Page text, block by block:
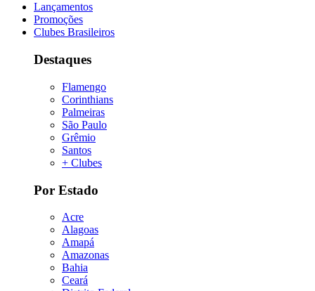
Lançamentos
Promoções
Clubes Brasileiros
Destaques
Flamengo
Corinthians
Palmeiras
São Paulo
Grêmio
Santos
+ Clubes
Por Estado
Acre
Alagoas
Amapá
Amazonas
Bahia
Ceará